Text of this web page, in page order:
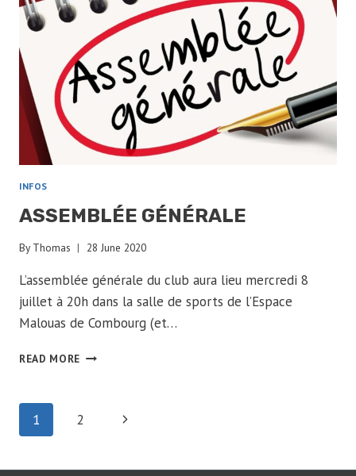
INFOS
ASSEMBLÉE GÉNÉRALE
By Thomas 28 June 2020
L’assemblée générale du club aura lieu mercredi 8
juillet à 20h dans la salle de sports de l’Espace
Malouas de Combourg (et…
READ MORE ASSEMBLÉE
PAGE
1 2
Next